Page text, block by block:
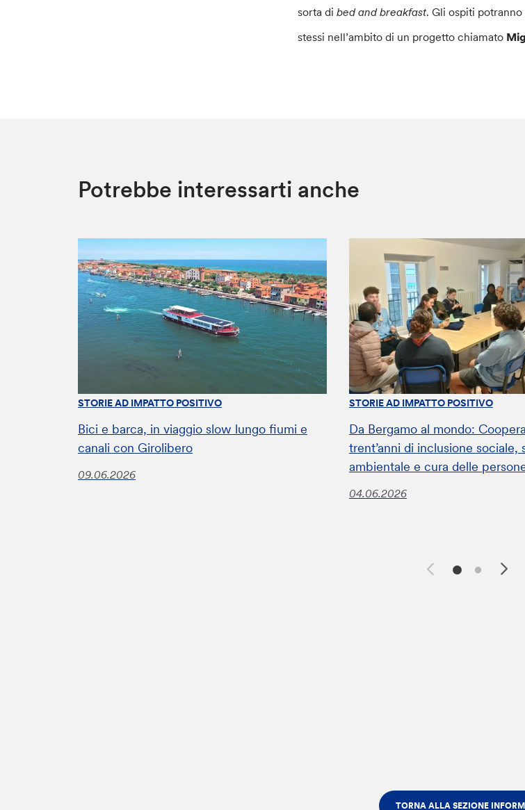
sorta dibed and breakfast. Gli ospiti
stessi nell’ambito di un progetto chiamato
Potrebbe interessarti anche
STORIE AD IMPATTO POSITIVO
Bici e barca, in viaggio slow lungo fiumi e
canali con Girolibero
09.06.2026
STORIE AD IMPATTO POSITIVO
Da Bergamo al mondo:
trent’anni di inclusione sociale,
ambientale e cura delle
04.06.2026
TORNA ALLA SEZIONE